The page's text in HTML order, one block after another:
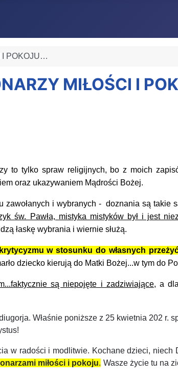
I POKOJU…
MIŁOŚCI I
to tylko spraw religijnych, bo z moich
em oraz ukazywaniem Mądrości Bożej.
u zawołanych i wybranych - doznania są takie
św. Pawła, mistyka mistyków był i jest
łaskę wybrania i wiernie służą.
w stosunku do własnych
dziecko kierują do Matki Bożej...w tym do
są niepojęte i zadziwiające, a
ja. Właśnie poniższe z 25 kwietnia 202 r.
w radości i modlitwie. Kochane dzieci, niech
miłości i pokoju. Wasze życie tu na